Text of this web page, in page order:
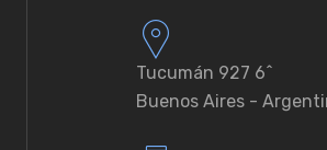
Tucumán 927 6ˆ
Buenos Aires -